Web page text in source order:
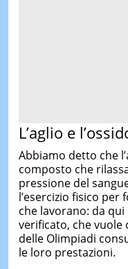
L’aglio e
Abbiamo detto che
composto che
pressione del
l’esercizio fisico
che lavorano: da
verificato, che vuole
delle Olimpiadi
le loro prestazioni.